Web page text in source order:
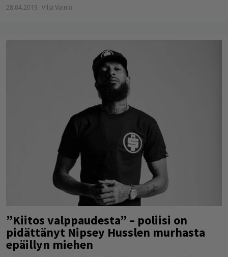
28.04.2019 Vilja Vainio
”Kiitos valppaudesta” – poliisi on
pidättänyt Nipsey Husslen murhasta
epäillyn miehen